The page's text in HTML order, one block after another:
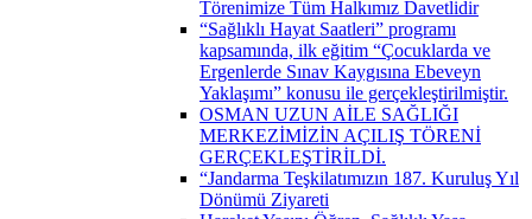
Törenimize Tüm Halkımız Davetlidir
“Sağlıklı Hayat Saatleri” programı
kapsamında, ilk eğitim “Çocuklarda ve
Ergenlerde Sınav Kaygısına Ebeveyn
Yaklaşımı” konusu ile gerçekleştirilmiştir.
OSMAN UZUN AİLE SAĞLIĞI
MERKEZİMİZİN AÇILIŞ TÖRENİ
GERÇEKLEŞTİRİLDİ.
“Jandarma Teşkilatımızın 187. Kuruluş Yıl
Dönümü Ziyareti